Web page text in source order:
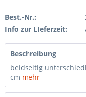
Best.-Nr.:
Info zur LIeferzeit:
Beschreibung
beidseitig
cm mehr